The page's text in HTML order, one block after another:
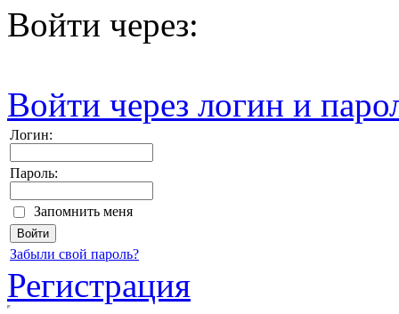
Войти через:
Войти через логин и
Логин:
Пароль:
Запомнить меня
Забыли свой пароль?
Регистрация